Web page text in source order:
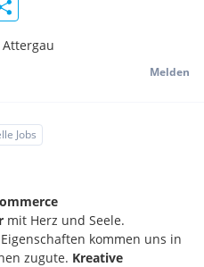
Melden
Jobs
mit Herz und Seele.
kommen uns in
zugute. Kreative